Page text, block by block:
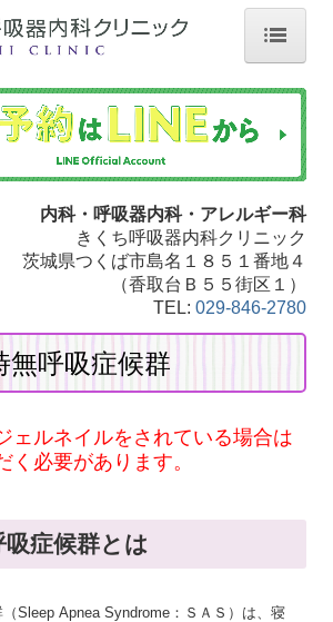
示事項について
内科・呼吸器内科・アレルギー科
きくち呼吸器内科クリニック
茨城県つくば市島名１８５１番地４
（香取台Ｂ５５街区１）
TEL: 029-846-2780
無呼吸症候群
ェルネイルをされている場合は
く必要があります。
吸症候群とは
Sleep Apnea Syndrome：ＳＡＳ）は、寝